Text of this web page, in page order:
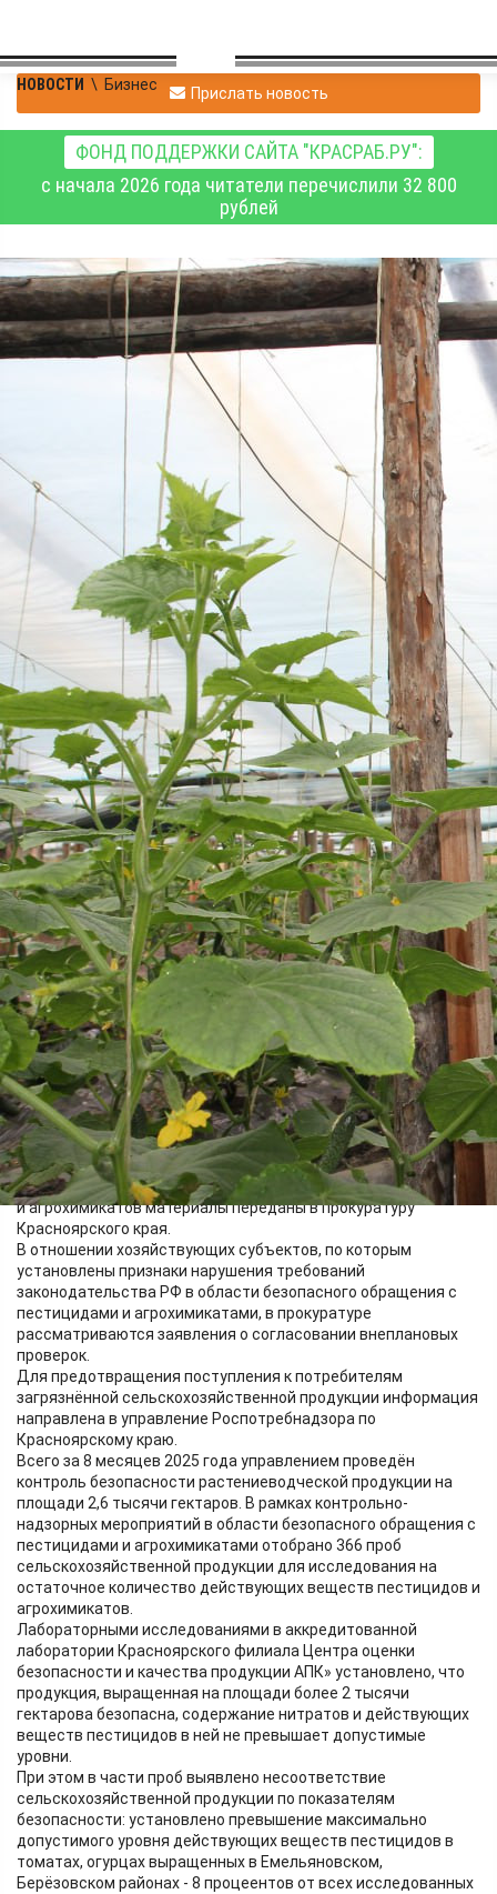
НОВОСТИ \ Бизнес Прислать новость
ФОНД ПОДДЕРЖКИ САЙТА "КРАСРАБ.РУ":
с начала 2026 года читатели перечислили 32 800
рублей
В Емельяновском
районе в огурцах
обнаружено
превышение
остаточного количества
пестицидов
08.09.2025 09:52
2095
Фото:
Управление Россельхознадзора по Красноярскому краю
В рамках проведения выездного обследования в тепличном
хозяйстве индивидуального предпринимателя в
Емельяновском районе в огурцах, выращенных в закрытом
грунте на площади 2 гектара, сотрудники управления
Россельхознадзора по Красноярскому краю выявили
превышение остаточного количества действующего
вещества пестицида - имидаклоприд, который входит в
состав препаратов, использующихся овощеводами для
уничтожения насекомых-вредителей.
Причинами избыточного содержания нитратов и пестицидов
в растительной продукции является нарушение регламентов
применения пестицидов и агрохимикатов, в том числе в
части соблюдения рекомендуемых доз. По данному факту, а
также по всем установленным ранее фактам выявления
признаков нарушений регламентов применения пестицидов
и агрохимикатов материалы переданы в прокуратуру
Красноярского края.
В отношении хозяйствующих субъектов, по которым
установлены признаки нарушения требований
законодательства РФ в области безопасного обращения с
пестицидами и агрохимикатами, в прокуратуре
рассматриваются заявления о согласовании внеплановых
проверок.
Для предотвращения поступления к потребителям
загрязнённой сельскохозяйственной продукции информация
направлена в управление Роспотребнадзора по
Красноярскому краю.
Всего за 8 месяцев 2025 года управлением проведён
контроль безопасности растениеводческой продукции на
площади 2,6 тысячи гектаров. В рамках контрольно-
надзорных мероприятий в области безопасного обращения с
пестицидами и агрохимикатами отобрано 366 проб
сельскохозяйственной продукции для исследования на
остаточное количество действующих веществ пестицидов и
агрохимикатов.
Лабораторными исследованиями в аккредитованной
лаборатории Красноярского филиала Центра оценки
безопасности и качества продукции АПК» установлено, что
продукция, выращенная на площади более 2 тысячи
гектарова безопасна, содержание нитратов и действующих
веществ пестицидов в ней не превышает допустимые
уровни.
При этом в части проб выявлено несоответствие
сельскохозяйственной продукции по показателям
безопасности: установлено превышение максимально
допустимого уровня действующих веществ пестицидов в
томатах, огурцах выращенных в Емельяновском,
Берёзовском районах - 8 процеентов от всех исследованных